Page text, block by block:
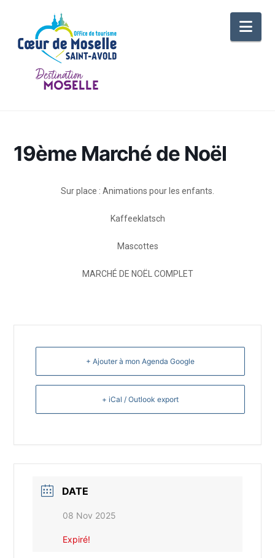
19ème Marché de Noël
Sur place : Animations pour les enfants.
Kaffeeklatsch
Mascottes
MARCHÉ DE NOËL COMPLET
+ Ajouter à mon Agenda Google
+ iCal / Outlook export
DATE
08 Nov 2025
Expiré!